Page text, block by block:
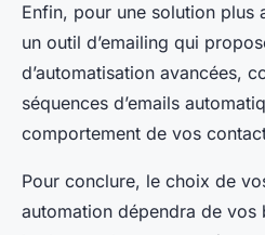
Enfin, pour une solution plus
un outil d’emailing qui
d’automatisation avancées,
séquences d’emails
comportement de vos
Pour conclure, le choix de
automation dépendra de vos